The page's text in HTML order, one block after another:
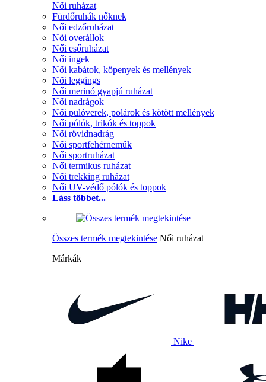
Női ruházat
Fürdőruhák nőknek
Női edzőruházat
Nöi overállok
Női esőruházat
Női ingek
Női kabátok, köpenyek és mellények
Női leggings
Női merinó gyapjú ruházat
Női nadrágok
Női pulóverek, polárok és kötött mellények
Női pólók, trikók és toppok
Női rövidnadrág
Női sportfehérneműk
Női sportruházat
Női termikus ruházat
Női trekking ruházat
Női UV-védő pólók és toppok
Láss többet...
Összes termék megtekintése Női ruházat
Márkák
Nike